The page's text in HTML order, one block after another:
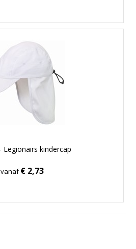
Legionairs kindercap
vanaf€ 2,73